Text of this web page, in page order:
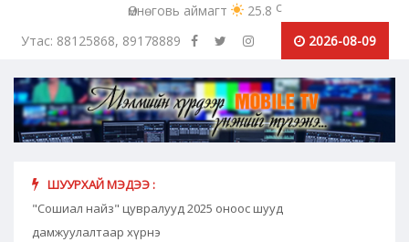
Өмнөговь аймагт 25.8 c
Утас: 88125868, 89178889
2026-08-09
ШУУРХАЙ МЭДЭЭ :
"Сошиал найз" цувралууд 2025 оноос шууд
дамжуулалтаар хүрнэ